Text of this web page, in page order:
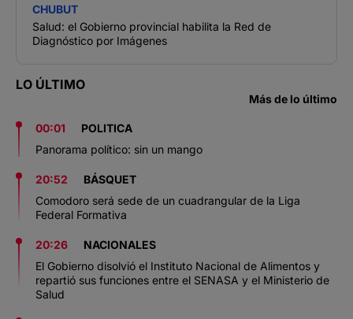
CHUBUT
Salud: el Gobierno provincial habilita la Red de
Diagnóstico por Imágenes
LO ÚLTIMO
Más de lo último
00:01
POLITICA
Panorama político: sin un mango
20:52
BÁSQUET
Comodoro será sede de un cuadrangular de la Liga
Federal Formativa
20:26
NACIONALES
El Gobierno disolvió el Instituto Nacional de Alimentos y
repartió sus funciones entre el SENASA y el Ministerio de
Salud